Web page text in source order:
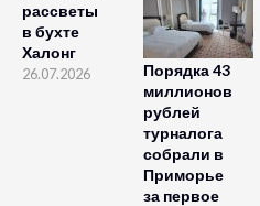
рассветы
в бухте
Халонг
26.07.2026
Порядка 43
миллионов
рублей
турналога
собрали в
Приморье
за первое